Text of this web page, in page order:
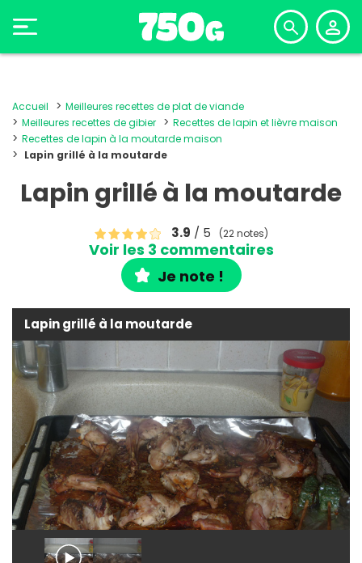
Accueil
Meilleures recettes de plat de viande
Meilleures recettes de gibier
Recettes de lapin et lièvre maison
Recettes de lapin à la moutarde maison
Lapin grillé à la moutarde
Lapin grillé à la moutarde
3.9 / 5 (22 notes)
Voir les 3 commentaires
Je note !
Lapin grillé à la moutarde